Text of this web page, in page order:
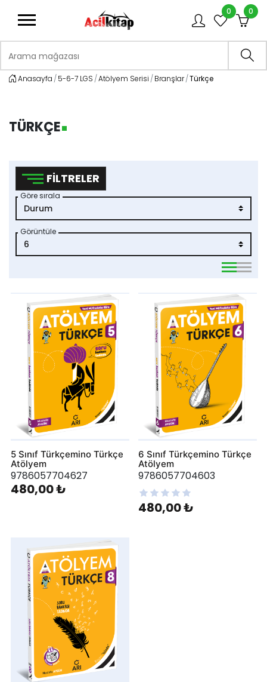
0 0
Anasayfa 5-6-7 LGS Atölyem Serisi Branşlar Türkçe
TÜRKÇE
FILTRELER
Göre sırala
Görüntüle
5 Sınıf Türkçemino Türkçe
Atölyem
9786057704627
480,00 ₺
6 Sınıf Türkçemino Türkçe
Atölyem
9786057704603
480,00 ₺